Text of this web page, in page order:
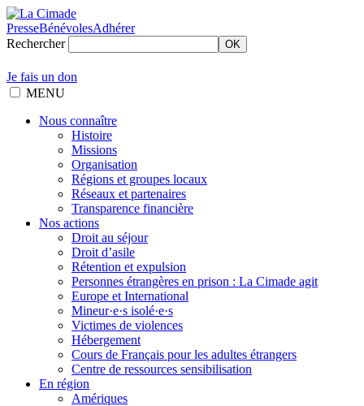
PresseBénévolesAdhérer
Rechercher
OK
Je fais un don
MENU
Nous connaître
Histoire
Missions
Organisation
Régions et groupes locaux
Réseaux et partenaires
Transparence financière
Nos actions
Droit au séjour
Droit d’asile
Rétention et expulsion
Personnes étrangères en prison : La Cimade agit
Europe et International
Mineur·e·s isolé·e·s
Victimes de violences
Hébergement
Cours de Français pour les adultes étrangers
Centre de ressources sensibilisation
En région
Amériques